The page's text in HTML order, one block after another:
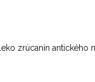
zrúcanín antického